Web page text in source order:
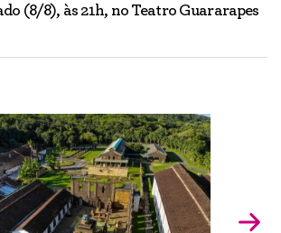
(8/8), às 21h, no Teatro Guararapes